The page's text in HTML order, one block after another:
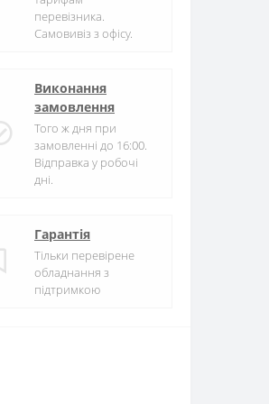
перевізника.
Самовивіз з офісу.
Виконання
замовлення
Того ж дня при
замовленні до 16:00.
Відправка у робочі
дні.
Гарантія
Тільки перевірене
обладнання з
підтримкою